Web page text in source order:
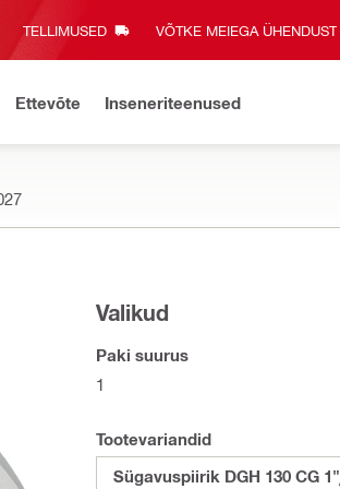
TELLIMUSED VÕTKE MEIEGA ÜHENDUST‎
Ettevõte Inseneriteenused
Valikud
Paki suurus
1
Tootevariandid
Sügavuspiirik DGH 130 CG